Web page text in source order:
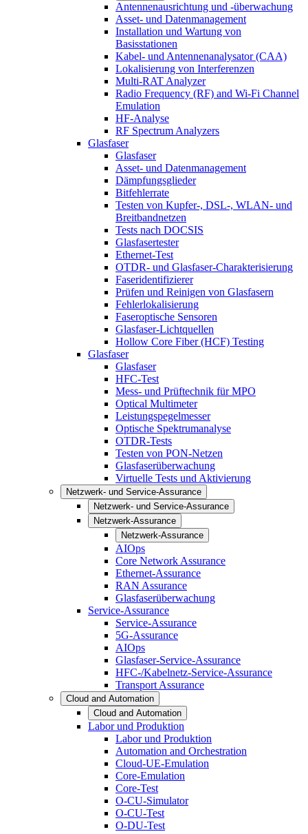
Antennenausrichtung und -überwachung
Asset- und Datenmanagement
Installation und Wartung von
Basisstationen
Kabel- und Antennenanalysator (CAA)
Lokalisierung von Interferenzen
Multi-RAT Analyzer
Radio Frequency (RF) and Wi-Fi Channel
Emulation
HF-Analyse
RF Spectrum Analyzers
Glasfaser
Glasfaser
Asset- und Datenmanagement
Dämpfungsglieder
Bitfehlerrate
Testen von Kupfer-, DSL-, WLAN- und
Breitbandnetzen
Tests nach DOCSIS
Glasfasertester
Ethernet-Test
OTDR- und Glasfaser-Charakterisierung
Faseridentifizierer
Prüfen und Reinigen von Glasfasern
Fehlerlokalisierung
Faseroptische Sensoren
Glasfaser-Lichtquellen
Hollow Core Fiber (HCF) Testing
Glasfaser
Glasfaser
HFC-Test
Mess- und Prüftechnik für MPO
Optical Multimeter
Leistungspegelmesser
Optische Spektrumanalyse
OTDR-Tests
Testen von PON-Netzen
Glasfaserüberwachung
Virtuelle Tests und Aktivierung
Netzwerk- und Service-Assurance
Netzwerk- und Service-Assurance
Netzwerk-Assurance
Netzwerk-Assurance
AIOps
Core Network Assurance
Ethernet-Assurance
RAN Assurance
Glasfaserüberwachung
Service-Assurance
Service-Assurance
5G-Assurance
AIOps
Glasfaser-Service-Assurance
HFC-/Kabelnetz-Service-Assurance
Transport Assurance
Cloud and Automation
Cloud and Automation
Labor und Produktion
Labor und Produktion
Automation and Orchestration
Cloud-UE-Emulation
Core-Emulation
Core-Test
O-CU-Simulator
O-CU-Test
O-DU-Test